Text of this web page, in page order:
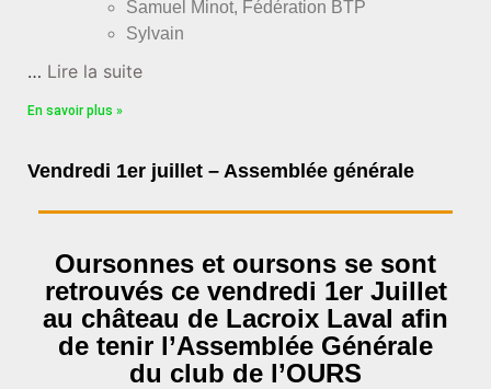
Samuel Minot, Fédération BTP
Sylvain
… Lire la suite
En savoir plus »
Vendredi 1er juillet – Assemblée générale
‌Oursonnes et oursons se sont
retrouvés ce vendredi 1er Juillet
au château de Lacroix Laval afin
de tenir l’Assemblée Générale
du club de l’OURS